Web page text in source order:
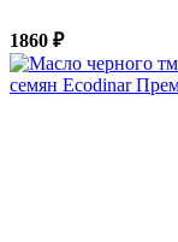
1860 ₽